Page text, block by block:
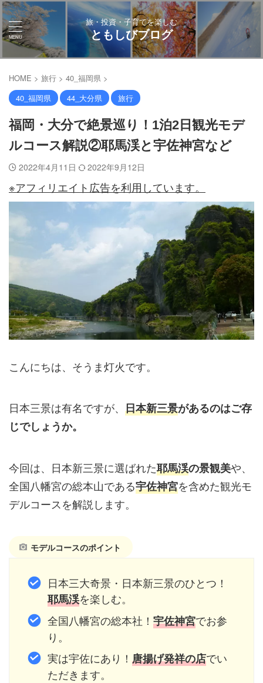
旅・投資・子育てを楽しむ
ともしびブログ
HOME > 旅行 > 40_福岡県 >
40_福岡県
44_大分県 旅行
福岡・大分で絶景巡り！1泊2日観光モデ
ルコース解説②耶馬渓と宇佐神宮など
2022年4月11日 2022年9月12日
※アフィリエイト広告を利用しています。
こんにちは、そうま灯火です。
日本三景は有名ですが、 日本新三景があるのはご存
じでしょうか。
今回は、日本新三景に選ばれた耶馬渓の景観美や、
全国八幡宮の総本山である宇佐神宮を含めた観光モ
デルコースを解説します。
モデルコースのポイント
日本三大奇景・日本新三景のひとつ！
耶馬渓を楽しむ。
全国八幡宮の総本社！ 宇佐神宮でお参
り。
実は宇佐にあり！ 唐揚げ発祥の店でい
ただきます。